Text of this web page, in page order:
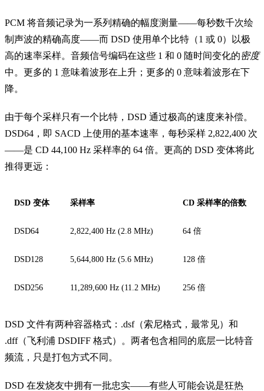
PCM 将音频记录为一系列精确的幅度测量——每秒数千次绘
制声波的精确高度——而 DSD 使用单个比特（1 或 0）以极
高的速率采样。音频信号编码在这些 1 和 0 随时间变化的密度
中。更多的 1 意味着波形在上升；更多的 0 意味着波形在下
降。
由于每个采样只有一个比特，DSD 通过极高的速度来补偿。
DSD64，即 SACD 上使用的基本速率，每秒采样 2,822,400 次
——是 CD 44,100 Hz 采样率的 64 倍。更高的 DSD 变体将此
推得更远：
DSD 变体 采样率 CD 采样率的倍数
DSD64 2,822,400 Hz (2.8 MHz) 64 倍
DSD128 5,644,800 Hz (5.6 MHz) 128 倍
DSD256 11,289,600 Hz (11.2 MHz) 256 倍
DSD 文件有两种容器格式：.dsf（索尼格式，最常见）和
.dff（飞利浦 DSDIFF 格式）。两者包含相同的底层一比特音
频流，只是打包方式不同。
DSD 在发烧友中拥有一批忠实——有些人可能会说是狂热